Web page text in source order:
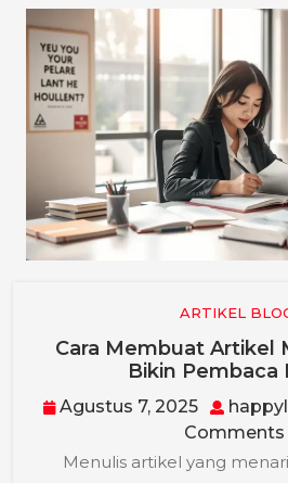
ARTIKEL
Cara Membuat Artikel
Bikin Pembaca
Agustus 7, 2025
Agustus
7,
2025
Comments
Menulis artikel yang